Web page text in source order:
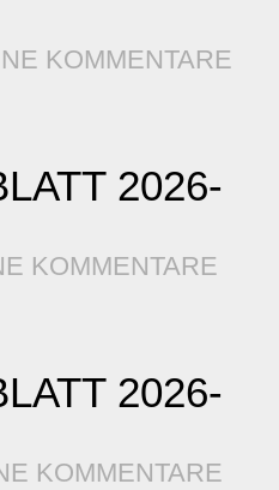
KOMMENTARE
2026-
KOMMENTARE
2026-
KOMMENTARE